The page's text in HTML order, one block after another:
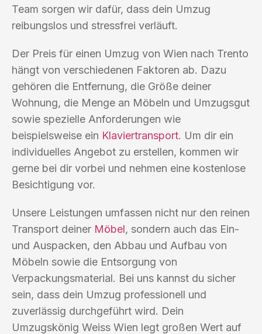
Team sorgen wir dafür, dass dein Umzug
reibungslos und stressfrei verläuft.
Der Preis für einen Umzug von Wien nach Trento
hängt von verschiedenen Faktoren ab. Dazu
gehören die Entfernung, die Größe deiner
Wohnung, die Menge an Möbeln und Umzugsgut
sowie spezielle Anforderungen wie
beispielsweise ein Klaviertransport. Um dir ein
individuelles Angebot zu erstellen, kommen wir
gerne bei dir vorbei und nehmen eine kostenlose
Besichtigung vor.
Unsere Leistungen umfassen nicht nur den reinen
Transport deiner Möbel, sondern auch das Ein-
und Auspacken, den Abbau und Aufbau von
Möbeln sowie die Entsorgung von
Verpackungsmaterial. Bei uns kannst du sicher
sein, dass dein Umzug professionell und
zuverlässig durchgeführt wird. Dein
Umzugskönig Weiss Wien legt großen Wert auf